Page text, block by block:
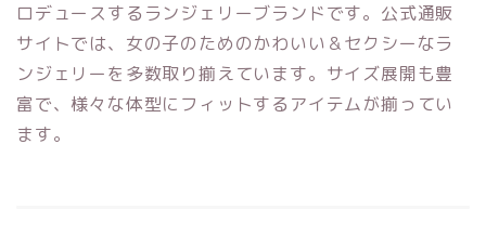
ロデュースするランジェリーブランドです。公式通販
サイトでは、女の子のためのかわいい＆セクシーなラ
ンジェリーを多数取り揃えています。サイズ展開も豊
富で、様々な体型にフィットするアイテムが揃ってい
ます。